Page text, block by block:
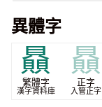
異體字
贔
繁體字
漢字資料庫
贔
正字
入管正字